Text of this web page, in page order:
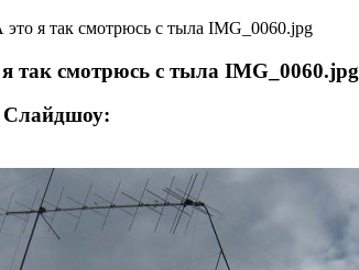
я так смотрюсь с тыла IMG_0060.jpg
так смотрюсь с тыла IMG_0060.jpg
Слайдшоу: